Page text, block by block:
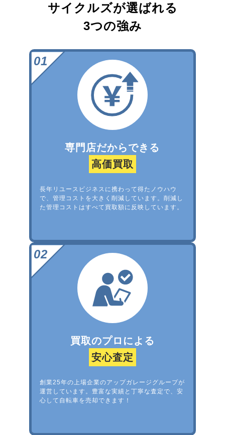
サイクルズが選ばれる
3つの強み
専門店だからできる
高価買取
長年リユースビジネスに携わって得たノウハウ
で、管理コストを大きく削減しています。削減し
た管理コストはすべて買取額に反映しています。
買取のプロによる
安心査定
創業25年の上場企業のアップガレージグループが
運営しています。豊富な実績と丁寧な査定で、安
心して自転車を売却できます！